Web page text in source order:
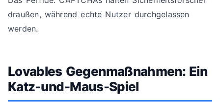
draußen, während echte Nutzer durchgelassen
werden.
Lovables Gegenmaßnahmen: Ein
Katz-und-Maus-Spiel